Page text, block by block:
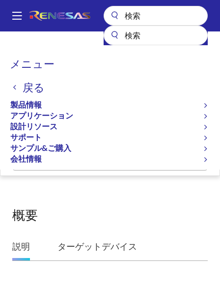
ン
Main
メニュー
戻る
製品情報
アプリケーション
設計リソース
サポート
サンプル&ご購入
会社情報
パ
く
ず
ソフトウェアとドライバ
Linux用PTPクロックマネー
ジャ
ソフトウェアパッケージ
ページセクションへ移動：
概要
概
要
説明 ターゲットデバイス